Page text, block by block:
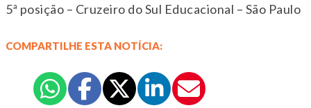
5ª posição – Cruzeiro do Sul Educacional – São Paulo
COMPARTILHE ESTA NOTÍCIA: